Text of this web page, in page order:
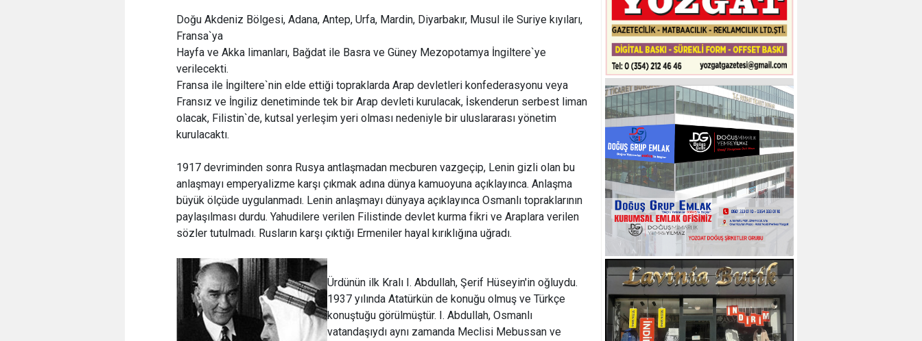
Doğu Akdeniz Bölgesi, Adana, Antep, Urfa, Mardin, Diyarbakır, Musul ile Suriye kıyıları,
Fransa`ya
Hayfa ve Akka limanları, Bağdat ile Basra ve Güney Mezopotamya İngiltere`ye
verilecekti.
Fransa ile İngiltere`nin elde ettiği topraklarda Arap devletleri konfederasyonu veya
Fransız ve İngiliz denetiminde tek bir Arap devleti kurulacak, İskenderun serbest liman
olacak, Filistin`de, kutsal yerleşim yeri olması nedeniyle bir uluslararası yönetim
kurulacaktı.
1917 devriminden sonra Rusya antlaşmadan mecburen vazgeçip, Lenin gizli olan bu
anlaşmayı emperyalizme karşı çıkmak adına dünya kamuoyuna açıklayınca. Anlaşma
büyük ölçüde uygulanmadı. Lenin anlaşmayı dünyaya açıklayınca Osmanlı topraklarının
paylaşılması durdu. Yahudilere verilen Filistinde devlet kurma fikri ve Araplara verilen
sözler tutulmadı. Rusların karşı çıktığı Ermeniler hayal kırıklığına uğradı.
Ürdünün ilk Kralı I. Abdullah, Şerif Hüseyin'in oğluydu.
1937 yılında Atatürkün de konuğu olmuş ve Türkçe
konuştuğu görülmüştür. I. Abdullah, Osmanlı
vatandaşıydı aynı zamanda Meclisi Mebussan ve